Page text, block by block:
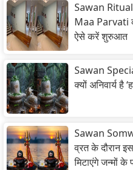
Sawan
Maa Parvati
ऐसे करें शुरुआत
Sawan
क्यों अनिवार्य है
Sawan
व्रत के दौरान
मिटाएंगे जन्मों